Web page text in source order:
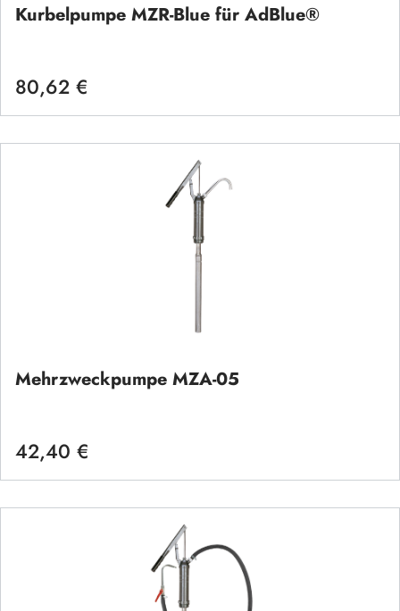
Kurbelpumpe MZR-Blue für AdBlue®
Regulärer Preis:
80,62 €
Mehrzweckpumpe MZA-05
Regulärer Preis:
42,40 €